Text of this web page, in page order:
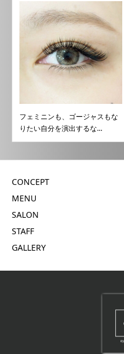
フェミニンも、ゴージャスもな
りたい自分を演出するな...
CONCEPT
MENU
SALON
STAFF
GALLERY